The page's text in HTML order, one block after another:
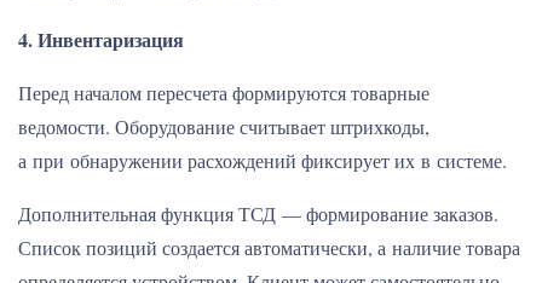
4. Инвентаризация
Перед началом пересчета формируются товарные
ведомости. Оборудование считывает штрихкоды,
а при обнаружении расхождений фиксирует их в системе.
Дополнительная функция ТСД — формирование заказов.
Список позиций создается автоматически, а наличие товара